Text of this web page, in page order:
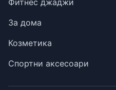
Фитнес джаджи
За дома
Козметика
Спортни аксесоари